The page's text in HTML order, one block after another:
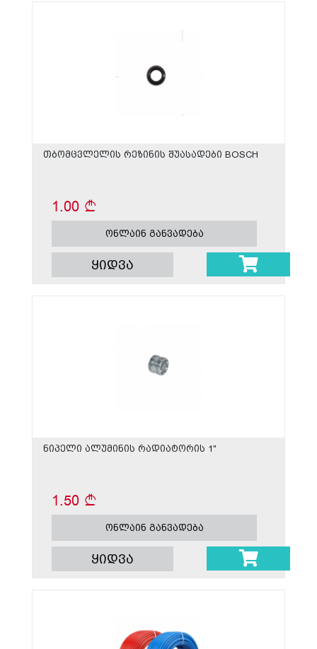
თბომცვლელის რეზინის შუასადები BOSCH
1.00
ონლაინ განვადება
ყიდვა
ნიპელი ალუმინის რადიატორის 1"
1.50
ონლაინ განვადება
ყიდვა